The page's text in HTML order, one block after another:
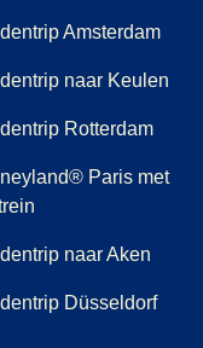
Amsterdam
naar Keulen
Rotterdam
Paris met
naar Aken
Düsseldorf